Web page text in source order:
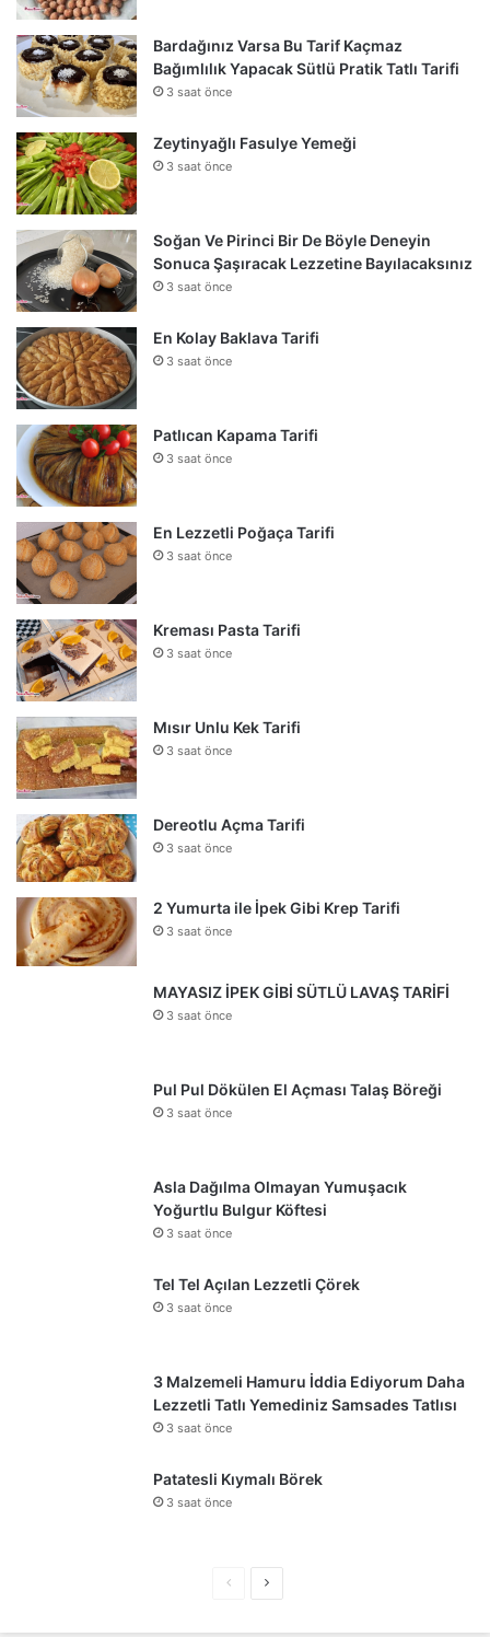
Bardağınız Varsa Bu Tarif Kaçmaz
Bağımlılık Yapacak Sütlü Pratik Tatlı Tarifi
3 saat önce
Zeytinyağlı Fasulye Yemeği
3 saat önce
Soğan Ve Pirinci Bir De Böyle Deneyin
Sonuca Şaşıracak Lezzetine Bayılacaksınız
3 saat önce
En Kolay Baklava Tarifi
3 saat önce
Patlıcan Kapama Tarifi
3 saat önce
En Lezzetli Poğaça Tarifi
3 saat önce
Kreması Pasta Tarifi
3 saat önce
Mısır Unlu Kek Tarifi
3 saat önce
Dereotlu Açma Tarifi
3 saat önce
2 Yumurta ile İpek Gibi Krep Tarifi
3 saat önce
MAYASIZ İPEK GİBİ SÜTLÜ LAVAŞ TARİFİ
3 saat önce
Pul Pul Dökülen El Açması Talaş Böreği
3 saat önce
Asla Dağılma Olmayan Yumuşacık
Yoğurtlu Bulgur Köftesi
3 saat önce
Tel Tel Açılan Lezzetli Çörek
3 saat önce
3 Malzemeli Hamuru İddia Ediyorum Daha
Lezzetli Tatlı Yemediniz Samsades Tatlısı
3 saat önce
Patatesli Kıymalı Börek
3 saat önce
ÖncekiSonraki